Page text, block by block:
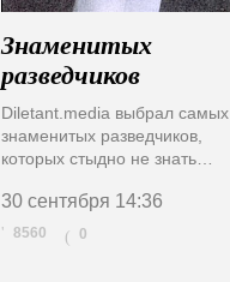
Знаменитых
разведчиков
Diletant.media выбрал самых
знаменитых разведчиков,
которых стыдно не знать…
30 сентября 14:36
8560 ( 0